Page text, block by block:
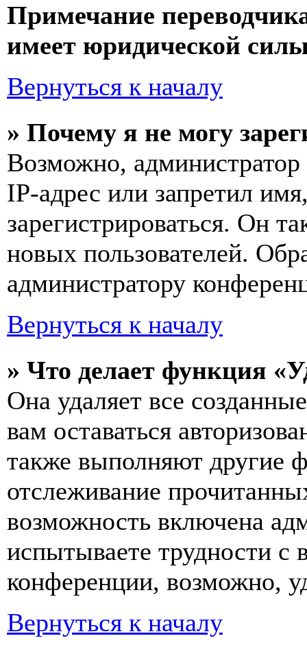
Примечание
имеет юридической
Вернуться к началу
» Почему я не могу
Возможно,
IP-адрес или запретил
зарегистрироваться. Он
новых пользователей.
администратору
Вернуться к началу
» Что делает функция
Она удаляет все
вам оставаться
также выполняют другие
отслеживание
возможность включена
испытываете трудности с
конференции, возможно,
Вернуться к началу